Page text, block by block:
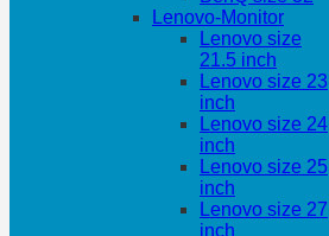
Lenovo-Monitor
Lenovo size
21.5 inch
Lenovo size 23
inch
Lenovo size 24
inch
Lenovo size 25
inch
Lenovo size 27
inch